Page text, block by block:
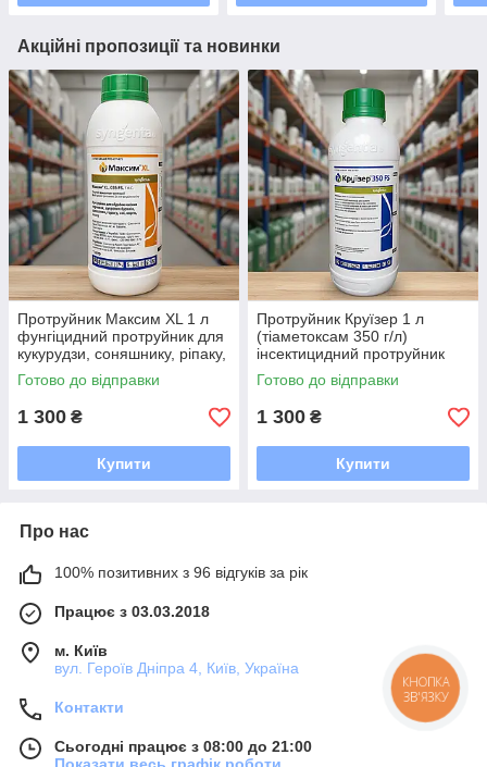
Акційні пропозиції та новинки
Протруйник Максим XL 1 л
фунгіцидний протруйник для
кукурудзи, соняшнику, ріпаку,
буряків, зернових та бобових
культур
Готово до відправки
1 300 ₴
Купити
Протруйник Круїзер 1 л
(тіаметоксам 350 г/л)
інсектицидний протруйник
для кукурудзи, соняшнику,
ріпаку, буряків, картоплі
Готово до відправки
1 300 ₴
Купити
Про нас
100% позитивних з 96 відгуків за рік
Працює з 03.03.2018
м. Київ
вул. Героїв Дніпра 4, Київ, Україна
Контакти
Сьогодні працює з 08:00 до 21:00
КНОПКА
ЗВ'ЯЗКУ